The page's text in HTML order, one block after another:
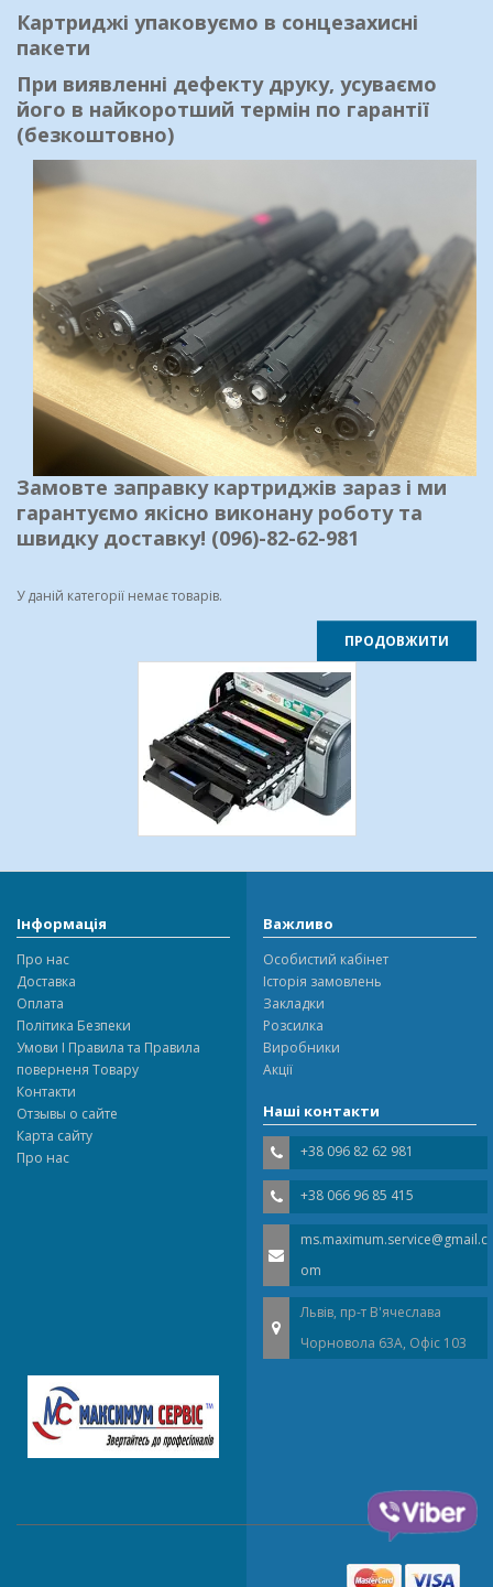
Картриджі упаковуємо в сонцезахисні
пакети
При виявленні дефекту друку, усуваємо
його в найкоротший термін по гарантії
(безкоштовно)
Замовте заправку картриджів зараз і ми
гарантуємо якісно виконану роботу та
швидку доставку! (096)-82-62-981
У даній категорії немає товарів.
ПРОДОВЖИТИ
Інформація
Про нас
Доставка
Оплата
Політика Безпеки
Умови І Правила та Правила
поверненя Товару
Контакти
Отзывы о сайте
Карта сайту
Про нас
Важливо
Особистий кабінет
Історія замовлень
Закладки
Розсилка
Виробники
Акції
Наші контакти
+38 096 82 62 981
+38 066 96 85 415
ms.maximum.service@gmail.c
om
Львів, пр-т В'ячеслава
Чорновола 63A, Офіс 103